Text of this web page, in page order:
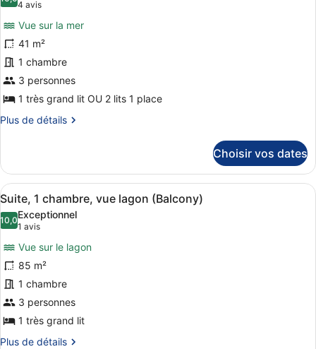
place,
vue
lagon
lits
une
place,
vue
lagon
photos
pour
ce
type
de
chambre :
Chambre,
10,0 sur 10
4 avis
(4 avis)
Vue sur la mer
41 m²
1 chambre
3 personnes
1 très grand lit OU 2 lits 1 place
Plus de détails
Plus
le
type
de
chambre
Chambre,
mer
Choisir vos dates
Afficher
toutes
les
photos
pour
ce
type
de
chambre :
Suite,
Un salon spacieux avec un
7
Suite, 1 chambre, vue lagon (Balcony)
10,010,0 sur 10
Exceptionnel
1 avis
(1 avis)
Vue sur le lagon
85 m²
1 chambre
3 personnes
1 très grand lit
Plus de détails
Plus